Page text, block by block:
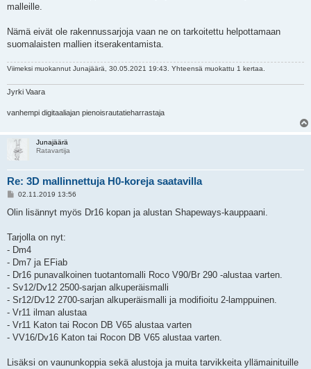
malleille.
Nämä eivät ole rakennussarjoja vaan ne on tarkoitettu helpottamaan
suomalaisten mallien itserakentamista.
Viimeksi muokannut Junajäärä , 30.05.2021 19:43. Yhteensä muokattu 1 kertaa.
Jyrki Vaara
vanhempi digitaaliajan pienoisrautatieharrastaja
Junajäärä
Ratavartija
Re: 3D mallinnettuja H0-koreja saatavilla
V
e
i
02.11.2019 13:56
Olin lisännyt myös Dr16 kopan ja alustan Shapeways-kauppaani.
Tarjolla on nyt:
- Dm4
- Dm7 ja EFiab
- Dr16 punavalkoinen tuotantomalli Roco V90/Br 290 -alustaa varten.
- Sv12/Dv12 2500-sarjan alkuperäismalli
- Sr12/Dv12 2700-sarjan alkuperäismalli ja modifioitu 2-lamppuinen.
- Vr11 ilman alustaa
- Vr11 Katon tai Rocon DB V65 alustaa varten
- VV16/Dv16 Katon tai Rocon DB V65 alustaa varten.
Lisäksi on vaununkoppia sekä alustoja ja muita tarvikkeita yllämainituille